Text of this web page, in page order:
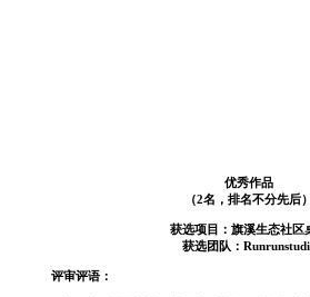
优秀作品
（2名，排名不分先后）
获选项目：旗溪生态社区
获选团队：
评审评语：